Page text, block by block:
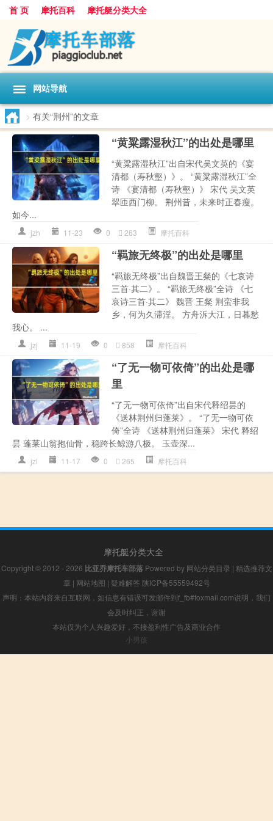
首 页 摩托百科 摩托艇分类大全
网站导航
> 有关“荆州”的文章
“黄粱露湿秋江”的出处是哪里
“黄粱露湿秋江”出自宋代吴文英的《宴
清都（寿秋壑）》。 “黄粱露湿秋江”全
诗 《宴清都（寿秋壑）》 宋代 吴文英
翠匝西门柳。 荆州昔，未来时正春瘦。
如今...
jzh 11-23 0 263 摩托百科
“羁旅无终极”的出处是哪里
“羁旅无终极”出自魏晋王粲的《七哀诗
三首·其二》。 “羁旅无终极”全诗 《七
哀诗三首·其二》 魏晋 王粲 荆蛮非我
乡，何为久滞淫。 方舟泝大江，日暮愁
我心。 ...
jzj 11-19 0 858 摩托百科
“了无一物可依倚”的出处是哪
里
“了无一物可依倚”出自宋代释绍昙的
《送林荆州归蓬莱》。 “了无一物可依
倚”全诗 《送林荆州归蓬莱》 宋代 释绍
昙 蓬莱山翁抱仙骨，稳跨长鲸游八极。 玉壶深...
jzl 11-17 0 265 摩托百科
摩托艇分类大全
Copyright © 2012 - 2026 比亚乔摩托车部落Powered by 网站分类目录 | 精选推荐文
章 | 网站地图 | 疑难解答 陕ICP备55559492号
声明：本站内容来自互联网，如信息有错误可发邮件到f_fb#foxmail.com说明，我们
会及时纠正，谢谢
本站仅为个人兴趣爱好，不接盈利性广告及商业合作
小男孩